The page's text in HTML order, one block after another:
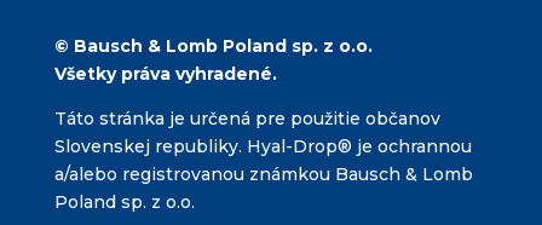
b
o
o
k
© Bausch & Lomb Poland sp. z o.o.
Všetky práva vyhradené.
Táto stránka je určená pre použitie občanov
Slovenskej republiky. Hyal-Drop® je ochrannou
a/alebo registrovanou známkou Bausch & Lomb
Poland sp. z o.o.